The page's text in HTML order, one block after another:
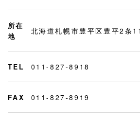
所在
地
北海道札幌市豊平区豊平2条
TEL 011-827-8918
FAX 011-827-8919